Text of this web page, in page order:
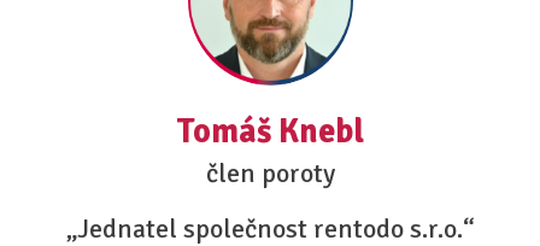
Tomáš Knebl
člen poroty
„Jednatel společnost rentodo s.r.o.“